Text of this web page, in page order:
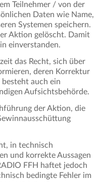
Teilnehmer / von der
Daten wie Name,
Systemen speichern.
Aktion gelöscht. Damit
einverstanden.
das Recht, sich über
deren Korrektur
besteht auch ein
Aufsichtsbehörde.
der Aktion, die
in technisch
und korrekte Aussagen
FFH haftet jedoch
bedingte Fehler im